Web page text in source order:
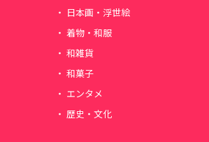
日本画・浮世絵
着物・和服
和雑貨
和菓子
エンタメ
歴史・文化